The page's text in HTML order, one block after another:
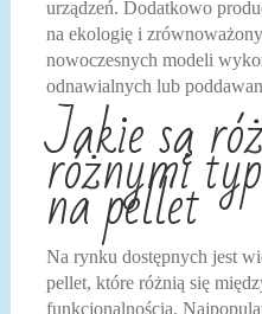
urządzeń. Dodatkowo
na ekologię i
nowoczesnych modeli
odnawialnych lub
Jakie są
różnymi
na pellet
Na rynku dostępnych jest
pellet, które różnią się
funkcjonalnością.